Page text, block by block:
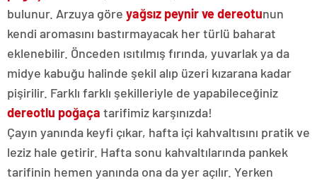
bulunur. Arzuya göre yağsız peynir ve dereotunun
kendi aromasını bastırmayacak her türlü baharat
eklenebilir. Önceden ısıtılmış fırında, yuvarlak ya da
midye kabuğu halinde şekil alıp üzeri kızarana kadar
pişirilir. Farklı farklı şekilleriyle de yapabileceğiniz
dereotlu poğaça tarifimiz karşınızda!
Çayın yanında keyfi çıkar, hafta içi kahvaltısını pratik ve
leziz hale getirir. Hafta sonu kahvaltılarında pankek
tarifinin hemen yanında ona da yer açılır. Yerken